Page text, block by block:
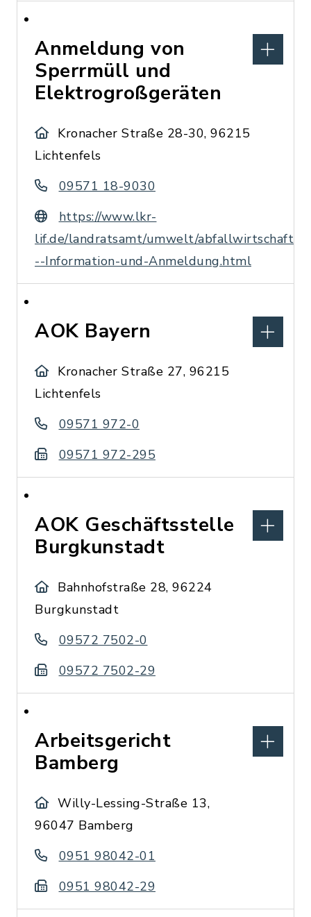
Anmeldung von
Sperrmüll und
Elektrogroßgeräten
Kronacher Straße 28-30, 96215
Lichtenfels
09571 18-9030
https://www.lkr-
lif.de/landratsamt/umwelt/abfallwirtschaft/
--Information-und-Anmeldung.html
AOK Bayern
Kronacher Straße 27, 96215
Lichtenfels
09571 972-0
09571 972-295
AOK Geschäftsstelle
Burgkunstadt
Bahnhofstraße 28, 96224
Burgkunstadt
09572 7502-0
09572 7502-29
Arbeitsgericht
Bamberg
Willy-Lessing-Straße 13,
96047 Bamberg
0951 98042-01
0951 98042-29